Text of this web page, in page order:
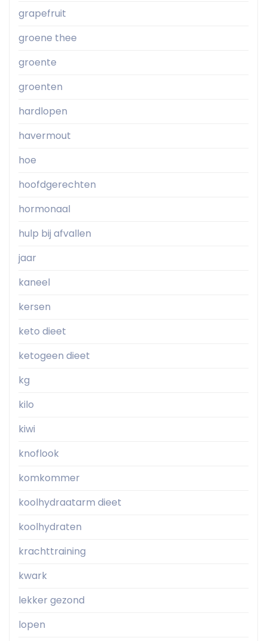
grapefruit
groene thee
groente
groenten
hardlopen
havermout
hoe
hoofdgerechten
hormonaal
hulp bij afvallen
jaar
kaneel
kersen
keto dieet
ketogeen dieet
kg
kilo
kiwi
knoflook
komkommer
koolhydraatarm dieet
koolhydraten
krachttraining
kwark
lekker gezond
lopen